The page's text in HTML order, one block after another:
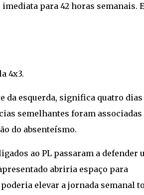
para 42 horas semanais.
4x3.
da esquerda, significa quatro dias
semelhantes foram associadas
do absenteísmo.
ao PL passaram a defender
abriria espaço para
elevar a jornada semanal